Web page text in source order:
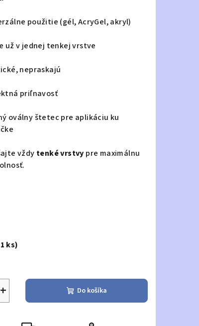
použitie (gél, AcryGel, akryl)
už v jednej tenkej vrstve
nepraskajú
priľnavosť
oválny štetec pre aplikáciu ku
vždy tenké vrstvy pre maximálnu
ks)
+ Do košíka